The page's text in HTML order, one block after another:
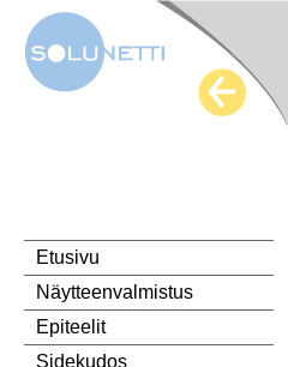
Etusivu
Näytteenvalmistus
Epiteelit
Sidekudos